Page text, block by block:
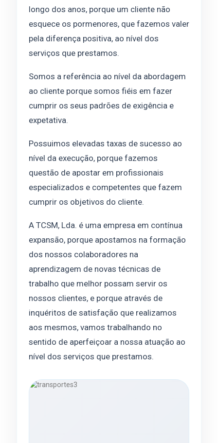
longo dos anos, porque um cliente não
esquece os pormenores, que fazemos valer
pela diferença positiva, ao nível dos
serviços que prestamos.
Somos a referência ao nível da abordagem
ao cliente porque somos fiéis em fazer
cumprir os seus padrões de exigência e
expetativa.
Possuimos elevadas taxas de sucesso ao
nível da execução, porque fazemos
questão de apostar em profissionais
especializados e competentes que fazem
cumprir os objetivos do cliente.
A TCSM, Lda. é uma empresa em contínua
expansão, porque apostamos na formação
dos nossos colaboradores na
aprendizagem de novas técnicas de
trabalho que melhor possam servir os
nossos clientes, e porque através de
inquéritos de satisfação que realizamos
aos mesmos, vamos trabalhando no
sentido de aperfeiçoar a nossa atuação ao
nível dos serviços que prestamos.